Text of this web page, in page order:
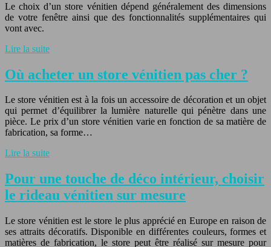
Le choix d’un store vénitien dépend généralement des dimensions
de votre fenêtre ainsi que des fonctionnalités supplémentaires qui
vont avec.
Lire la suite
Où acheter un store vénitien pas cher ?
Le store vénitien est à la fois un accessoire de décoration et un objet
qui permet d’équilibrer la lumière naturelle qui pénètre dans une
pièce. Le prix d’un store vénitien varie en fonction de sa matière de
fabrication, sa forme…
Lire la suite
Pour une touche de déco intérieur, choisir
le rideau vénitien sur mesure
Le store vénitien est le store le plus apprécié en Europe en raison de
ses attraits décoratifs. Disponible en différentes couleurs, formes et
matières de fabrication, le store peut être réalisé sur mesure pour